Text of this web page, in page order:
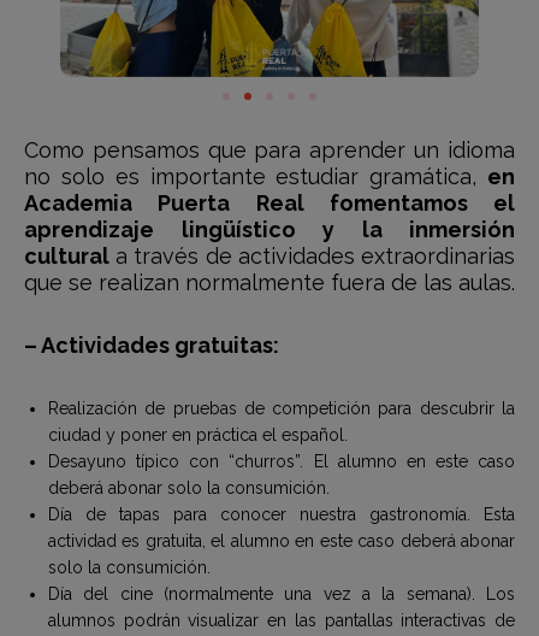
Como pensamos que para aprender un idioma
no solo es importante estudiar gramática, en
Academia Puerta Real fomentamos el
aprendizaje lingüístico y la inmersión
cultural a través de actividades extraordinarias
que se realizan normalmente fuera de las aulas.
– Actividades gratuitas:
Realización de pruebas de competición para descubrir la
ciudad y poner en práctica el español.
Desayuno típico con “churros”. El alumno en este caso
deberá abonar solo la consumición.
Día de tapas para conocer nuestra gastronomía. Esta
actividad es gratuita, el alumno en este caso deberá abonar
solo la consumición.
Día del cine (normalmente una vez a la semana). Los
alumnos podrán visualizar en las pantallas interactivas de